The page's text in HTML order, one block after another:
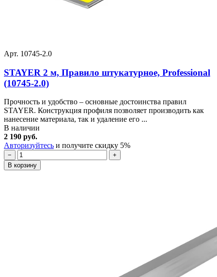
Арт. 10745-2.0
STAYER 2 м, Правило штукатурное, Professional
(10745-2.0)
Прочность и удобство – основные достоинства правил
STAYER. Конструкция профиля позволяет производить как
нанесение материала, так и удаление его ...
В наличии
2 190 руб.
Авторизуйтесь и получите скидку 5%
−
+
В корзину